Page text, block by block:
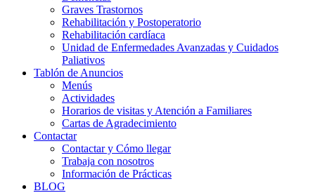
Graves Trastornos
Rehabilitación y Postoperatorio
Rehabilitación cardíaca
Unidad de Enfermedades Avanzadas y Cuidados
Paliativos
Tablón de Anuncios
Menús
Actividades
Horarios de visitas y Atención a Familiares
Cartas de Agradecimiento
Contactar
Contactar y Cómo llegar
Trabaja con nosotros
Información de Prácticas
BLOG